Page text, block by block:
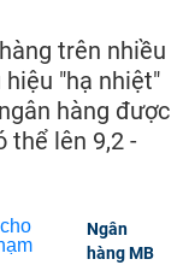
trên nhiều
"hạ nhiệt"
hàng được
thể lên 9,2 -
Ngân
hàng MB